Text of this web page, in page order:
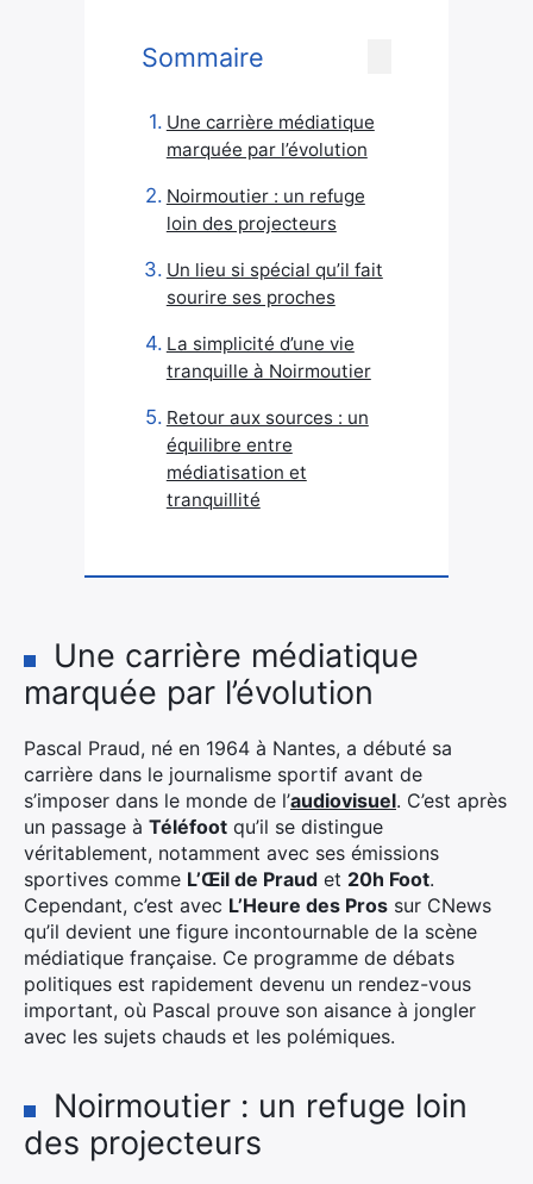
Sommaire
Une carrière médiatique
marquée par l’évolution
Noirmoutier : un refuge
loin des projecteurs
Un lieu si spécial qu’il fait
sourire ses proches
La simplicité d’une vie
tranquille à Noirmoutier
Retour aux sources : un
équilibre entre
médiatisation et
tranquillité
Une carrière médiatique
marquée par l’évolution
Pascal Praud, né en 1964 à Nantes, a débuté sa
carrière dans le journalisme sportif avant de
s’imposer dans le monde de l’audiovisuel. C’est après
un passage à Téléfoot qu’il se distingue
véritablement, notamment avec ses émissions
sportives comme L’Œil de Praud et 20h Foot.
Cependant, c’est avec L’Heure des Pros sur CNews
qu’il devient une figure incontournable de la scène
médiatique française. Ce programme de débats
politiques est rapidement devenu un rendez-vous
important, où Pascal prouve son aisance à jongler
avec les sujets chauds et les polémiques.
Noirmoutier : un refuge loin
des projecteurs